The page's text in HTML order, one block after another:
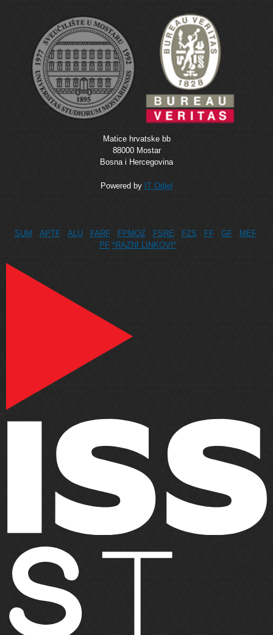
Matice hrvatske bb
88000 Mostar
Bosna i Hercegovina
Powered by IT Odjel
SUM APTF ALU FARF FPMOZ FSRE FZS FF GF
MEF
PF *RAZNI LINKOVI*